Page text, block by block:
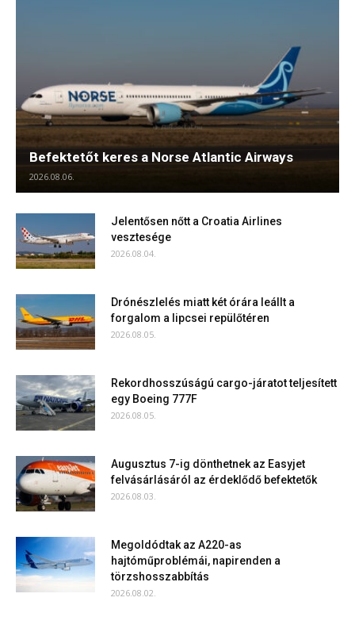
Befektetőt keres a Norse Atlantic Airways
2026.08.06.
Jelentősen nőtt a Croatia Airlines
vesztesége
2026.08.04.
Drónészlelés miatt két órára leállt a
forgalom a lipcsei repülőtéren
2026.08.05.
Rekordhosszúságú cargo-járatot teljesített
egy Boeing 777F
2026.08.05.
Augusztus 7-ig dönthetnek az Easyjet
felvásárlásáról az érdeklődő befektetők
2026.08.03.
Megoldódtak az A220-as
hajtóműproblémái, napirenden a
törzshosszabbítás
2026.08.02.